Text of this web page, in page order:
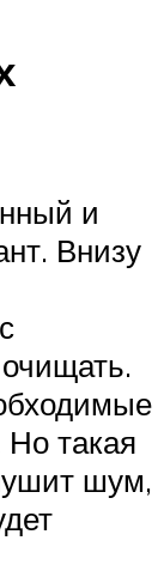
и
Внизу
такая
шум,